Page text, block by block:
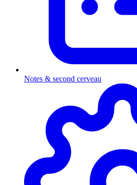
Notes & second cerveau